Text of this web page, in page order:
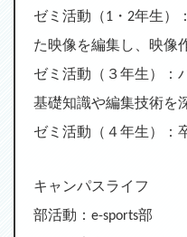
ゼミ活動（1・2年生）
た映像を編集し、映像
ゼミ活動（３年生）：
基礎知識や編集技術を
ゼミ活動（４年生）：
キャンパスライフ
部活動：e-sports部